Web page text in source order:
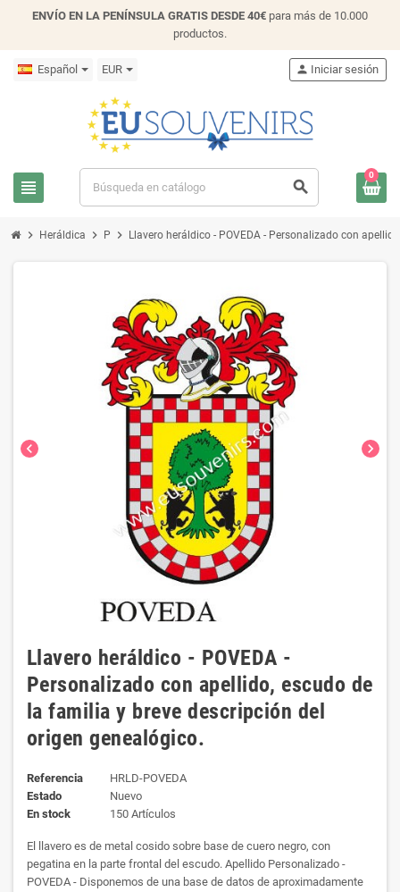
ENVÍO EN LA PENÍNSULA GRATIS DESDE 40€ para más de 10.000
productos.
Español EUR
view_headline search
person Iniciar sesión
0
chevron_right Heráldica chevron_right P chevron_right Llavero heráldico - POVEDA - Personalizado con
chevron_left chevron_right
Llavero heráldico - POVEDA -
Personalizado con apellido, escudo de
la familia y breve descripción del
origen genealógico.
Referencia
HRLD-POVEDA
Estado
Nuevo
En stock
150 Artículos
El llavero es de metal cosido sobre base de cuero negro, con
pegatina en la parte frontal del escudo. Apellido Personalizado -
POVEDA - Disponemos de una base de datos de aproximadamente